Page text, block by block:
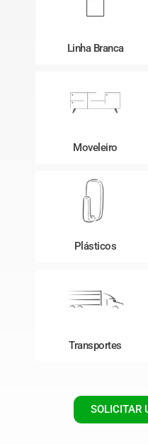
Linha Branca
Moveleiro
Plásticos
Transportes
SOLICITAR